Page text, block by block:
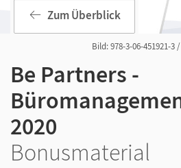
Bild: 978-3-06-451921-3
Zum Überblick
Be Partners -
2020
Bonusmaterial